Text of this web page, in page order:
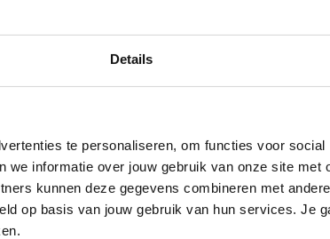
Details
te personaliseren, om functies voor
we informatie over jouw gebruik van onze site met
kunnen deze gegevens combineren met
op basis van jouw gebruik van hun services. Je
op de hoogte
met nieuwe inzichten en adviezen die rust en
Meld je aan voor onze nieuwsbrief.